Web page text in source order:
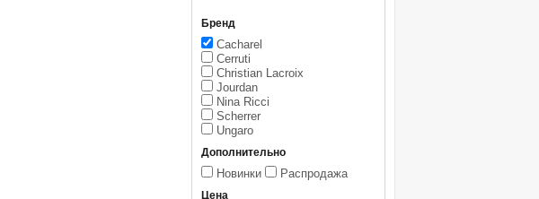
Бренд
Cacharel
Cerruti
Christian Lacroix
Jourdan
Nina Ricci
Scherrer
Ungaro
Дополнительно
Новинки Распродажа
Цена